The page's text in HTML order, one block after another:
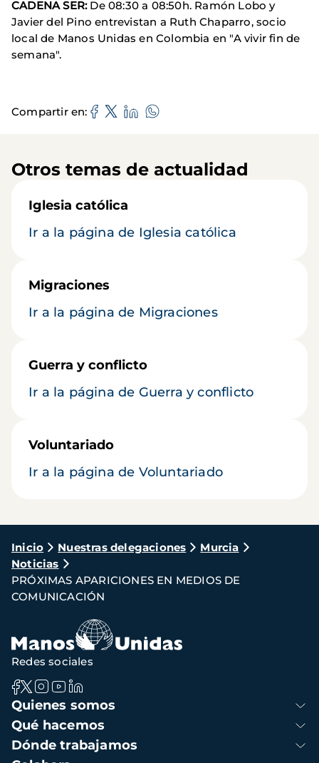
CADENA SER:De 08:30 a 08:50h. Ramón Lobo y
Javier del Pino entrevistan a Ruth Chaparro, socio
local de Manos Unidas en Colombia en "A vivir fin de
semana".
Compartir en
Otros temas de actualidad
Iglesia católica
Ir a la página de Iglesia católica
Migraciones
Ir a la página de Migraciones
Guerra y conflicto
Ir a la página de Guerra y conflicto
Voluntariado
Ir a la página de Voluntariado
Ruta
de
navegación
Inicio Nuestras delegaciones
Murcia
Noticias
PRÓXIMAS APARICIONES EN MEDIOS DE
COMUNICACIÓN
Navegación
principal
Quienes somos
Qué hacemos
Dónde trabajamos
Redes sociales